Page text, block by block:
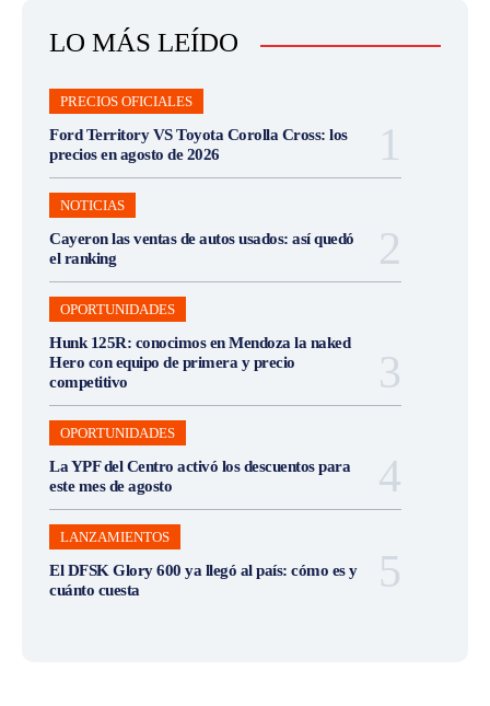
LO MÁS LEÍDO
PRECIOS OFICIALES
Ford Territory VS Toyota Corolla Cross: los
precios en agosto de 2026
NOTICIAS
Cayeron las ventas de autos usados: así quedó
el ranking
OPORTUNIDADES
Hunk 125R: conocimos en Mendoza la naked
Hero con equipo de primera y precio
competitivo
OPORTUNIDADES
La YPF del Centro activó los descuentos para
este mes de agosto
LANZAMIENTOS
El DFSK Glory 600 ya llegó al país: cómo es y
cuánto cuesta